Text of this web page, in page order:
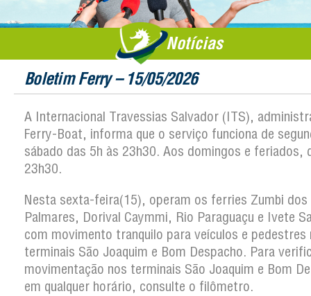
Notícias
Boletim Ferry – 15/05/2026
A Internacional Travessias Salvador (ITS),
Ferry-Boat, informa que o serviço funciona de
sábado das 5h às 23h30. Aos domingos e feriados,
23h30.
Nesta sexta-feira(15), operam os ferries Zumbi dos
Palmares, Dorival Caymmi, Rio Paraguaçu e Ivete
com movimento tranquilo para veículos e pedestres
terminais São Joaquim e Bom Despacho. Para
movimentação nos terminais São Joaquim e Bom
em qualquer horário, consulte o filômetro.